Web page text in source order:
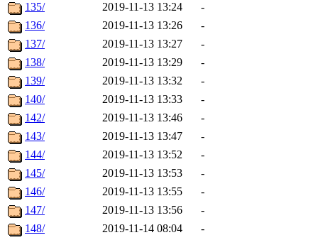
135/
2019-11-13 13:24
-
136/
2019-11-13 13:26
-
137/
2019-11-13 13:27
-
138/
2019-11-13 13:29
-
139/
2019-11-13 13:32
-
140/
2019-11-13 13:33
-
142/
2019-11-13 13:46
-
143/
2019-11-13 13:47
-
144/
2019-11-13 13:52
-
145/
2019-11-13 13:53
-
146/
2019-11-13 13:55
-
147/
2019-11-13 13:56
-
148/
2019-11-14 08:04
-